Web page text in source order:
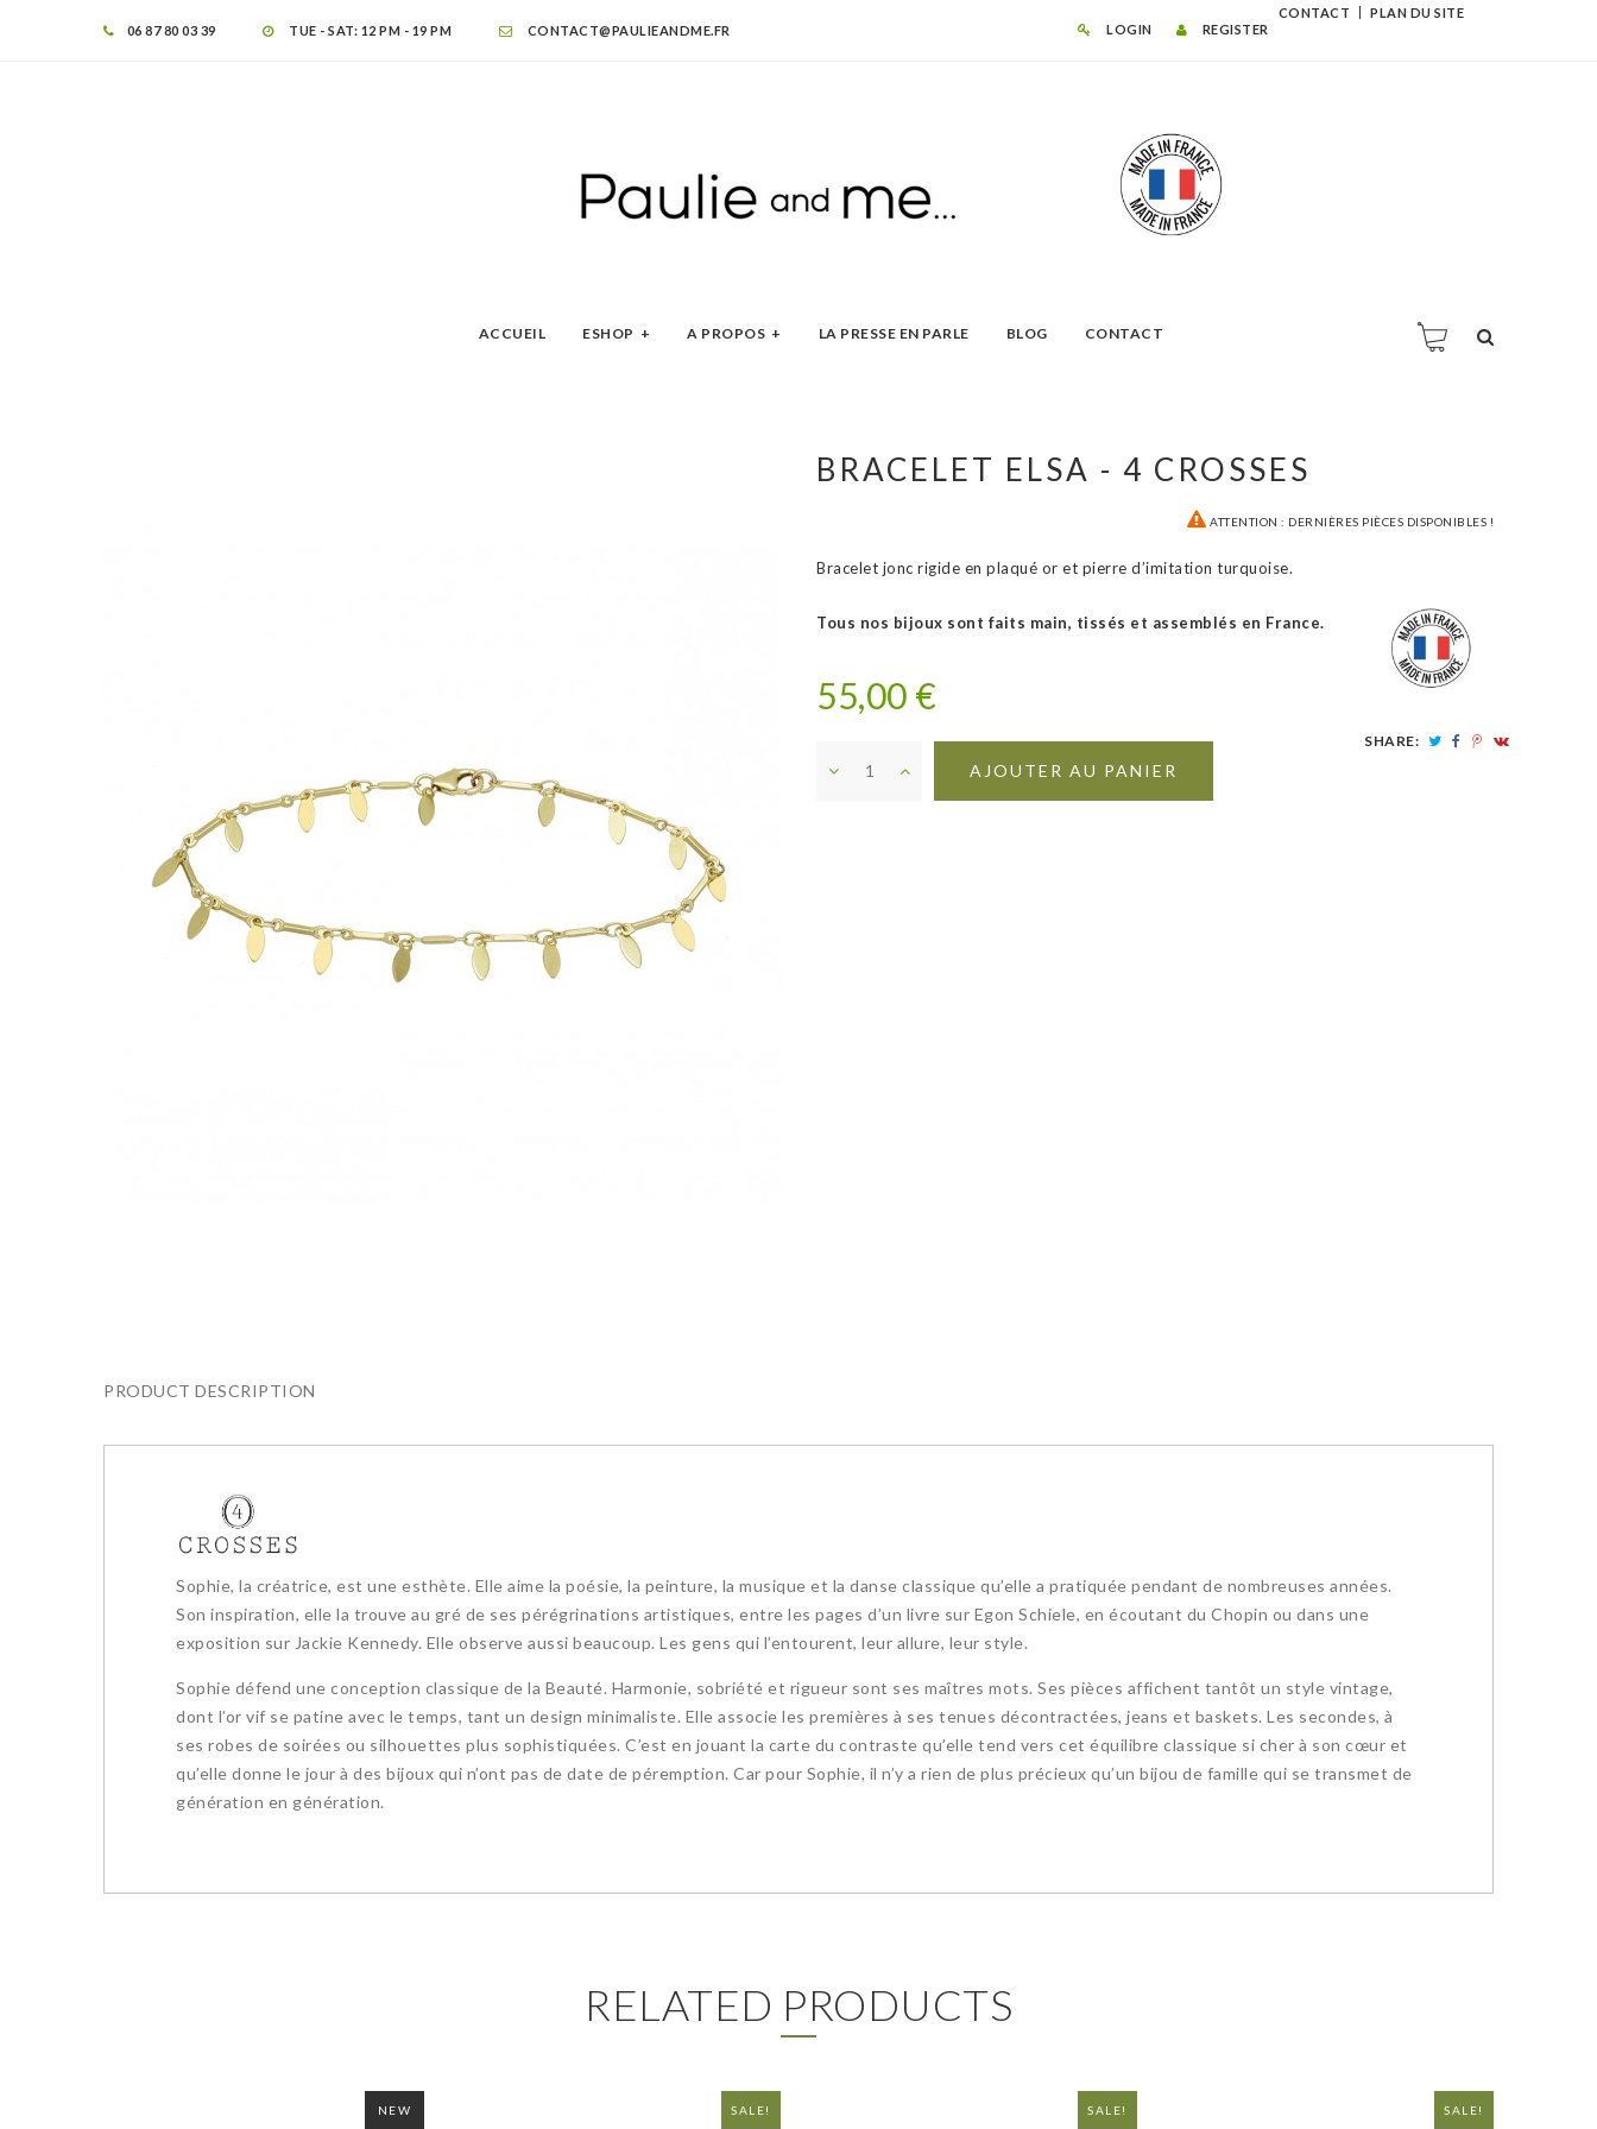
06 87 80 03 39 TUE - SAT: 12 PM - 19 PM CONTACT@PAULIEANDME.FR LOGIN REGISTER
CONTACT PLAN DU SITE
ACCUEIL ESHOP A PROPOS LA PRESSE EN PARLE BLOG CONTACT
BRACELET ELSA - 4 CROSSES
SHARE:
ATTENTION : DERNIÈRES PIÈCES DISPONIBLES !
Bracelet jonc rigide en plaqué or et pierre d’imitation turquoise.
Tous nos bijoux sont faits main, tissés et assemblés en France.
55,00 €
AJOUTER AU PANIER
PRODUCT DESCRIPTION
Sophie, la créatrice, est une esthète. Elle aime la poésie, la peinture, la musique et la danse classique qu’elle a pratiquée pendant de nombreuses années.
Son inspiration, elle la trouve au gré de ses pérégrinations artistiques, entre les pages d’un livre sur Egon Schiele, en écoutant du Chopin ou dans une
exposition sur Jackie Kennedy. Elle observe aussi beaucoup. Les gens qui l’entourent, leur allure, leur style.
Sophie défend une conception classique de la Beauté. Harmonie, sobriété et rigueur sont ses maîtres mots. Ses pièces affichent tantôt un style vintage,
dont l’or vif se patine avec le temps, tant un design minimaliste. Elle associe les premières à ses tenues décontractées, jeans et baskets. Les secondes, à
ses robes de soirées ou silhouettes plus sophistiquées. C’est en jouant la carte du contraste qu’elle tend vers cet équilibre classique si cher à son cœur et
qu’elle donne le jour à des bijoux qui n’ont pas de date de péremption. Car pour Sophie, il n’y a rien de plus précieux qu’un bijou de famille qui se transmet de
génération en génération.
RELATED PRODUCTS
NEW NEW
SALE! NEW
SALE! NEW
SALE!